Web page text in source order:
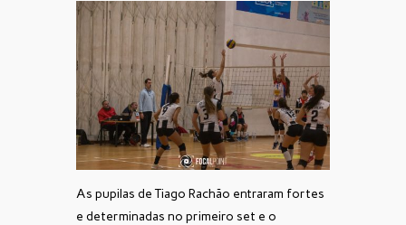
As pupilas de Tiago Rachão entraram fortes
e determinadas no primeiro set e o